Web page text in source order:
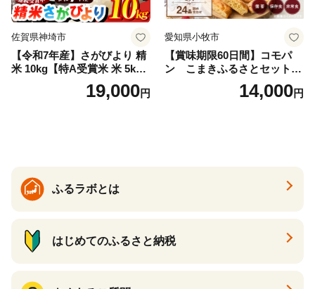
佐賀県神埼市
【令和7年産】さがびより 精
米 10kg【特A受賞米 米 5kg×
2袋 お米 コメ こめ 国産 美味
しい ブランド米 人気 ランキ
19,000円
愛知県小牧市
【賞味期限60日間】コモパ
ン こまきふるさとセット
（24個入り）／災害用備蓄
保存食 非常食 防災グッズに
14,000円
ふるラボとは
はじめてのふるさと納税